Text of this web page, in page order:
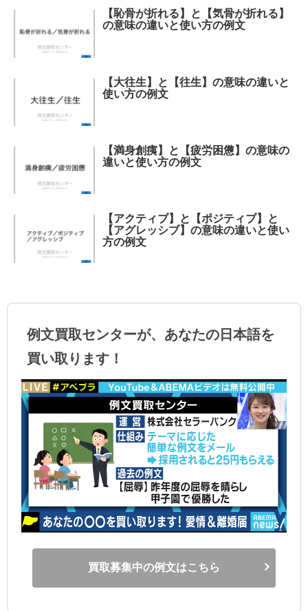
【恥骨が折れる】と【気骨が折れる】
の意味の違いと使い方の例文
【大往生】と【往生】の意味の違いと
使い方の例文
【満身創痍】と【疲労困憊】の意味の
違いと使い方の例文
【アクティブ】と【ポジティブ】と
【アグレッシブ】の意味の違いと使い
方の例文
例文買取センターが、あなたの日本語を
買い取ります！
買取募集中の例文はこちら